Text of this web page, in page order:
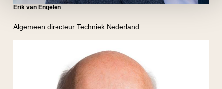
Algemeen directeur Techniek Nederland
Erik van Engelen